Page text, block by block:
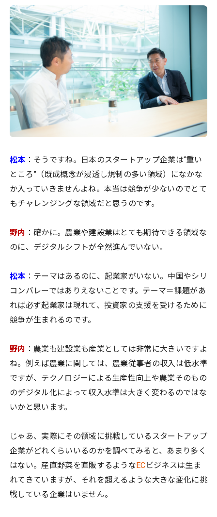
松本 ：そうですね。日本のスタートアップ企業は“重い
ところ”（既成概念が浸透し規制の多い領域）になかな
か入っていきませんよね。本当は競争が少ないのでとて
もチャレンジングな領域だと思うのです。
野内 ：確かに。農業や建設業はとても期待できる領域な
のに、デジタルシフトが全然進んでいない。
松本 ：テーマはあるのに、起業家がいない。中国やシリ
コンバレーではありえないことです。テーマ＝課題があ
れば必ず起業家は現れて、投資家の支援を受けるために
競争が生まれるのです。
野内 ：農業も建設業も産業としては非常に大きいですよ
ね。例えば農業に関しては、農業従事者の収入は低水準
ですが、テクノロジーによる生産性向上や農業そのもの
のデジタル化によって収入水準は大きく変わるのではな
いかと思います。
じゃあ、実際にその領域に挑戦しているスタートアップ
企業がどれくらいいるのかを調べてみると、あまり多く
はない。産直野菜を直販するようなEC ビジネスは生ま
れてきていますが、それを超えるような大きな変化に挑
戦している企業はいません。